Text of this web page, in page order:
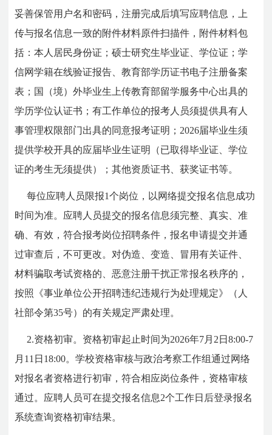
妥善保管用户名和密码，注册完成后填写应聘信息，上
传与报名信息一致的附件材料原件扫描件，附件材料包
括：本人居民身份证；硕士研究生毕业证、学位证；学
信网学籍在线验证报告、教育部学历证书电子注册备案
表；国（境）外毕业生上传教育部留学服务中心出具的
学历学位认证书；有工作单位的报考人员须提供具有人
事管理权限部门出具的同意报考证明；2026届毕业生须
提供学校开具的应届毕业生证明（已取得毕业证、学位
证的考生无须提供）；其他资质证书、获奖证书等。
每位应聘人员限报1个岗位，以网络提交报名信息成功
时间为准。应聘人员提交的报名信息须完整、真实、准
确、有效，符合报考岗位招聘条件，报名申请提交并通
过审查后，不可更改。对伪造、变造、冒用有关证件、
材料骗取考试资格的、恶意注册干扰正常报名秩序的，
按照《事业单位公开招聘违纪违规行为处理规定》（人
社部令第35号）的有关规定严肃处理。
2.资格初审。资格初审起止时间为2026年7月2日8:00-7
月11日18:00。学校资格审核与政治考察工作组通过网络
对报名者资格进行初审，符合相应岗位条件，资格审核
通过。应聘人员可在提交报名信息2个工作日后登录报名
系统查询资格初审结果。